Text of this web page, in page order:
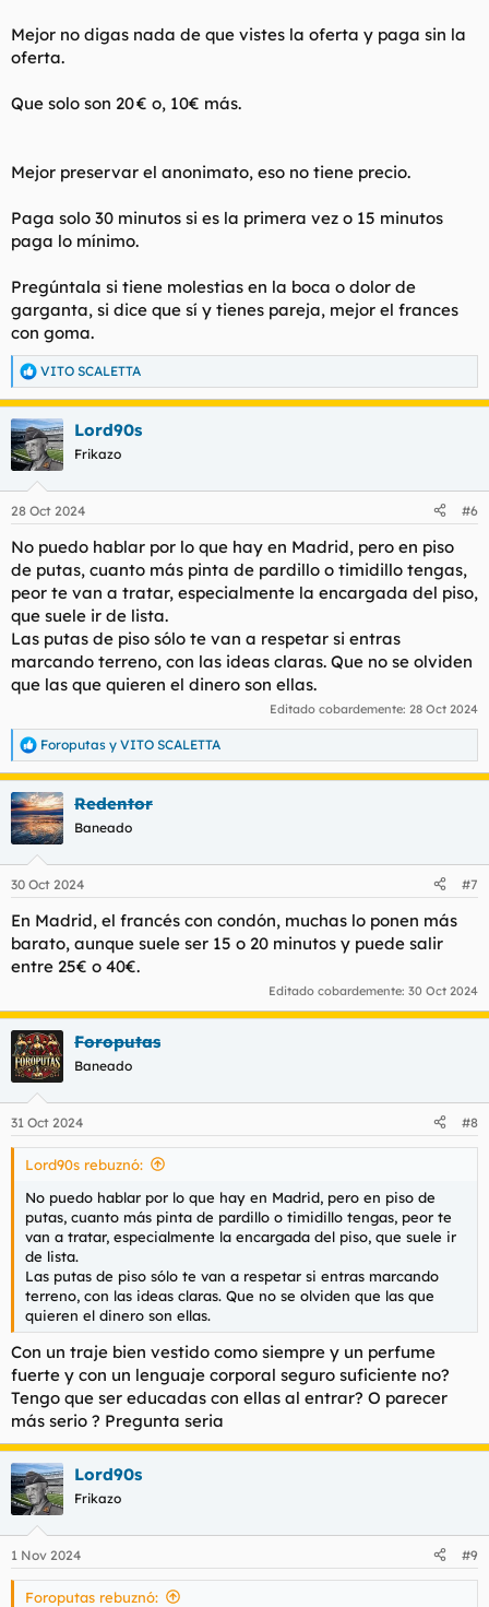
Mejor no digas nada de que vistes la oferta y paga sin la
oferta.
Que solo son 20 € o, 10€ más.
Mejor preservar el anonimato, eso no tiene precio.
Paga solo 30 minutos si es la primera vez o 15 minutos
paga lo mínimo.
Pregúntala si tiene molestias en la boca o dolor de
garganta, si dice que sí y tienes pareja, mejor el frances
con goma.
R
e
a
c
c
i
e
:
VITO SCALETTA
Lord90s
Frikazo
28 Oct 2024 #6
No puedo hablar por lo que hay en Madrid, pero en piso
de putas, cuanto más pinta de pardillo o timidillo tengas,
peor te van a tratar, especialmente la encargada del piso,
que suele ir de lista.
Las putas de piso sólo te van a respetar si entras
marcando terreno, con las ideas claras. Que no se olviden
que las que quieren el dinero son ellas.
Editado cobardemente: 28 Oct 2024
R
e
a
c
c
i
e
:
Foroputas y VITO SCALETTA
Redentor
Baneado
30 Oct 2024 #7
En Madrid, el francés con condón, muchas lo ponen más
barato, aunque suele ser 15 o 20 minutos y puede salir
entre 25€ o 40€.
Editado cobardemente: 30 Oct 2024
Foroputas
Baneado
31 Oct 2024 #8
Lord90s rebuznó:
No puedo hablar por lo que hay en Madrid, pero en piso de
putas, cuanto más pinta de pardillo o timidillo tengas, peor te
van a tratar, especialmente la encargada del piso, que suele ir
de lista.
Las putas de piso sólo te van a respetar si entras marcando
terreno, con las ideas claras. Que no se olviden que las que
quieren el dinero son ellas.
Con un traje bien vestido como siempre y un perfume
fuerte y con un lenguaje corporal seguro suficiente no?
Tengo que ser educadas con ellas al entrar? O parecer
más serio ? Pregunta seria
Lord90s
Frikazo
1 Nov 2024 #9
Foroputas rebuznó: